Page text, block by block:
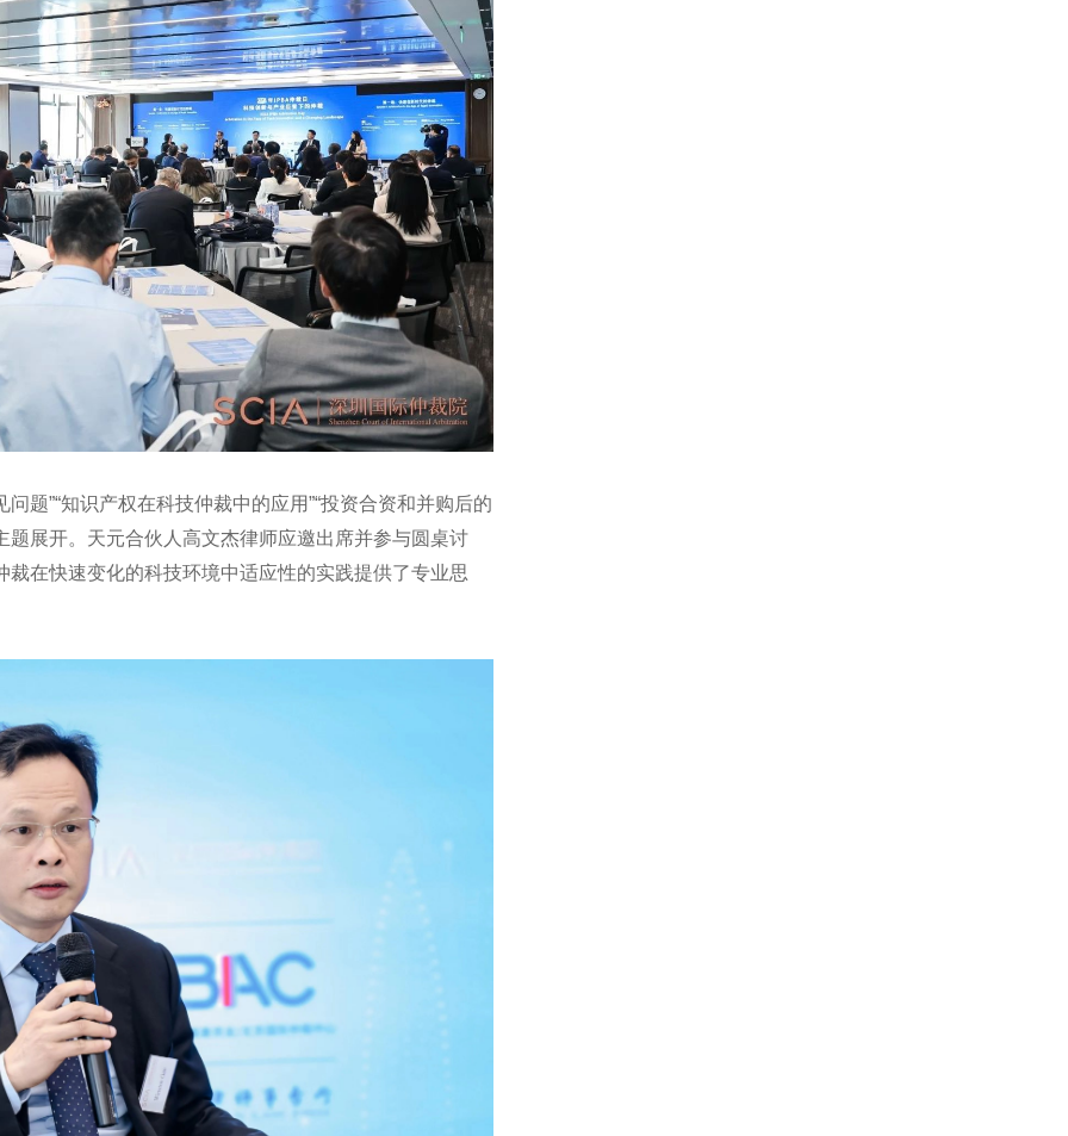
题”“知识产权在科技仲裁中的应用”“投资合资和并购后的
题展开。天元合伙人高文杰律师应邀出席并参与圆桌讨
在快速变化的科技环境中适应性的实践提供了专业思